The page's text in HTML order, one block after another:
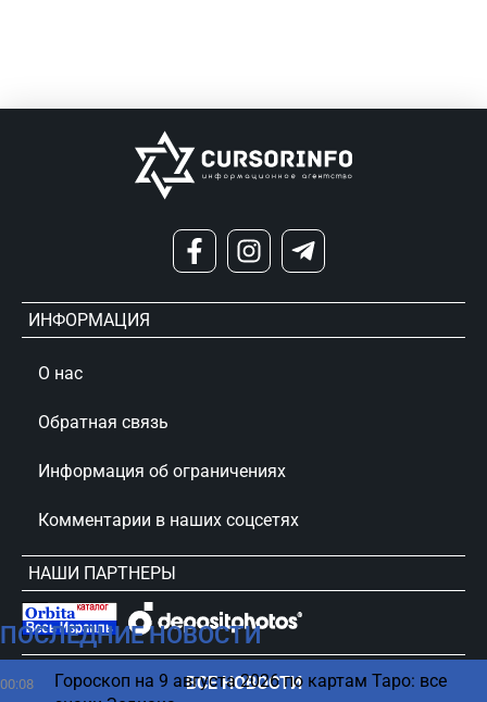
ПОСЛЕДНИЕ НОВОСТИ
00:08
Гороскоп на 9 августа 2026 по картам Таро: все
ВСЕ НОВОСТИ
ИНФОРМАЦИЯ
О нас
Обратная связь
Информация об ограничениях
Комментарии в наших соцсетях
НАШИ ПАРТНЕРЫ
сursorinfo.co.il © Все права защищены